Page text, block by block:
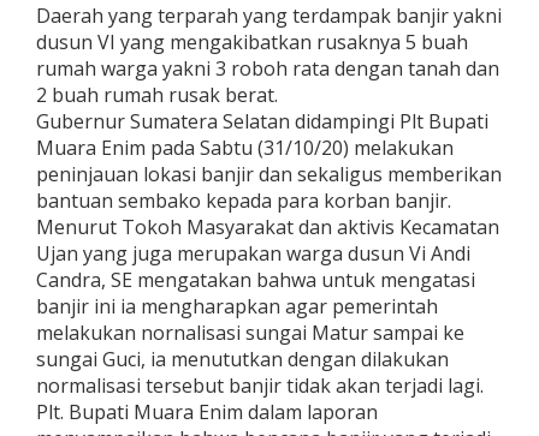
Daerah yang terparah yang terdampak banjir yakni
dusun VI yang mengakibatkan rusaknya 5 buah
rumah warga yakni 3 roboh rata dengan tanah dan
2 buah rumah rusak berat.
Gubernur Sumatera Selatan didampingi Plt Bupati
Muara Enim pada Sabtu (31/10/20) melakukan
peninjauan lokasi banjir dan sekaligus memberikan
bantuan sembako kepada para korban banjir.
Menurut Tokoh Masyarakat dan aktivis Kecamatan
Ujan yang juga merupakan warga dusun Vi Andi
Candra, SE mengatakan bahwa untuk mengatasi
banjir ini ia mengharapkan agar pemerintah
melakukan nornalisasi sungai Matur sampai ke
sungai Guci, ia menututkan dengan dilakukan
normalisasi tersebut banjir tidak akan terjadi lagi.
Plt. Bupati Muara Enim dalam laporan